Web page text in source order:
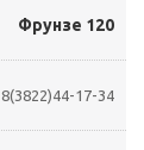
Фрунзе 120
8(3822)44-17-34